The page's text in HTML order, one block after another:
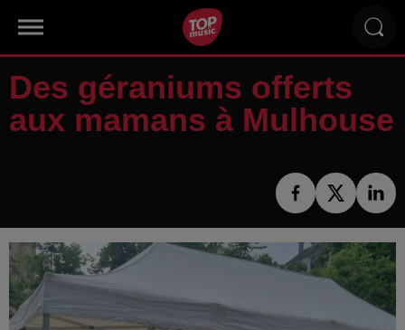
Des géraniums offerts
aux mamans à Mulhouse